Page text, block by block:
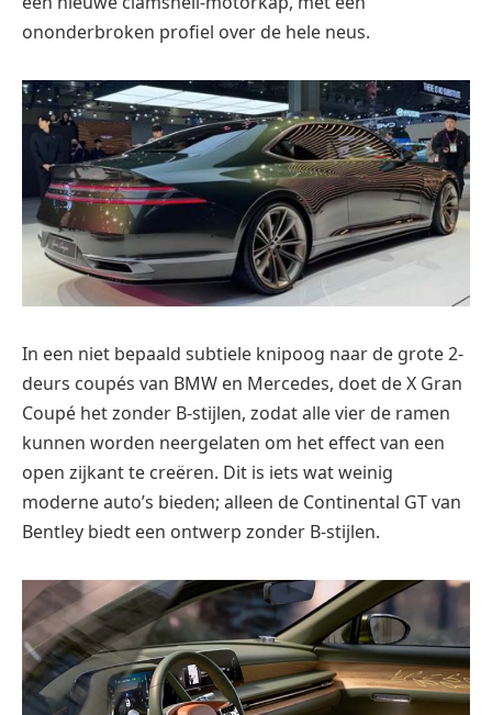
ononderbroken profiel over de hele neus.
In een niet bepaald subtiele knipoog naar de grote 2-
deurs coupés van BMW en Mercedes, doet de X Gran
Coupé het zonder B-stijlen, zodat alle vier de ramen
kunnen worden neergelaten om het effect van een
open zijkant te creëren. Dit is iets wat weinig
moderne auto’s bieden; alleen de Continental GT van
Bentley biedt een ontwerp zonder B-stijlen.